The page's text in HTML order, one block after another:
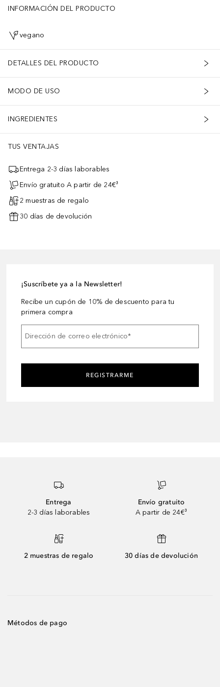
INFORMACIÓN DEL PRODUCTO
vegano
DETALLES DEL PRODUCTO
MODO DE USO
INGREDIENTES
TUS VENTAJAS
Entrega 2-3 días laborables
Envío gratuito A partir de 24€³
2 muestras de regalo
30 días de devolución
¡Suscríbete ya a la Newsletter!
Recibe un cupón de 10% de descuento para tu
primera compra
Dirección de correo electrónico*
REGISTRARME
Entrega
2-3 días laborables
Envío gratuito
A partir de 24€³
2 muestras de regalo 30 días de devolución
Métodos de pago